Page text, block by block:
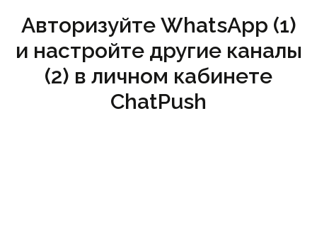
Авторизуйте WhatsApp (1)
и настройте другие каналы
(2) в личном кабинете
ChatPush